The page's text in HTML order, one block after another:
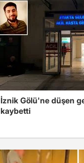
İznik Gölü'ne düşen
kaybetti